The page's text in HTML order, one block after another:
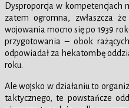
Dysproporcja w kompetencjach
zatem ogromna, zwłaszcza
wojowania mocno się po 1939
przygotowania – obok
odpowiadał za hekatombę
roku.
Ale wojsko w działaniu to
taktycznego, te powstańcze